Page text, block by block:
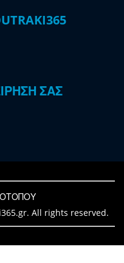
ΣΑΣ
All rights reserved.